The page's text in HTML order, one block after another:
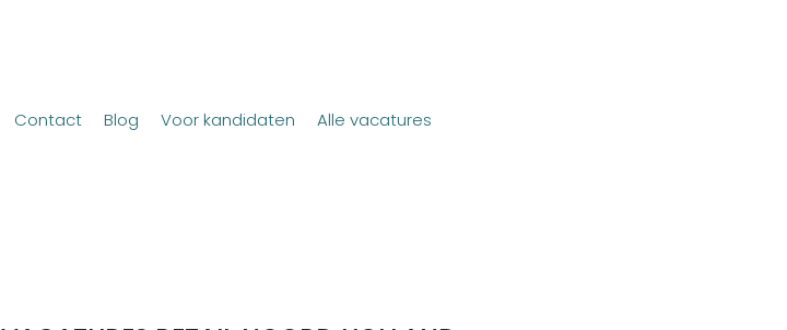
Contact Blog Voor kandidaten Alle vacatures